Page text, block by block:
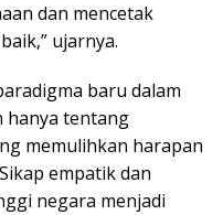
dan mencetak
ujarnya.
baru dalam
hanya tentang
memulihkan harapan
empatik dan
negara menjadi